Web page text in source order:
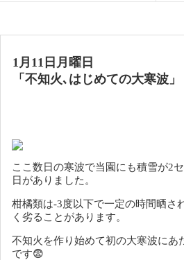
1月11日月曜日
「不知火､はじめての大寒波」
ここ数日の寒波で当園にも積雪が2
日がありました。
柑橘類は-3度以下で一定の時間晒さ
く劣ることがあります。
不知火を作り始めて初の大寒波に
です😨